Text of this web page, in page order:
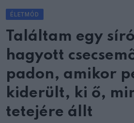
ÉLETMÓD
Találtam egy
hagyott
padon, amikor
kiderült, ki ő,
tetejére állt